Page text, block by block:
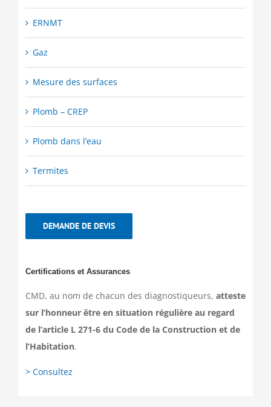
ERNMT
Gaz
Mesure des surfaces
Plomb – CREP
Plomb dans l’eau
Termites
DEMANDE DE DEVIS
Certifications et Assurances
CMD, au nom de chacun des diagnostiqueurs, atteste
sur l’honneur être en situation régulière au regard
de l’article L 271-6 du Code de la Construction et de
l’Habitation.
> Consultez